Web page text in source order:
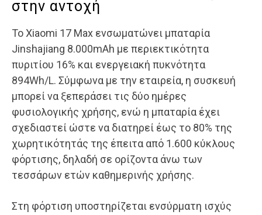
στην αντοχή
Το Xiaomi 17 Max ενσωματώνει μπαταρία
Jinshajiang 8.000mAh με περιεκτικότητα
πυριτίου 16% και ενεργειακή πυκνότητα
894Wh/L. Σύμφωνα με την εταιρεία, η συσκευή
μπορεί να ξεπεράσει τις δύο ημέρες
φυσιολογικής χρήσης, ενώ η μπαταρία έχει
σχεδιαστεί ώστε να διατηρεί έως το 80% της
χωρητικότητάς της έπειτα από 1.600 κύκλους
φόρτισης, δηλαδή σε ορίζοντα άνω των
τεσσάρων ετών καθημερινής χρήσης.
Στη φόρτιση υποστηρίζεται ενσύρματη ισχύς